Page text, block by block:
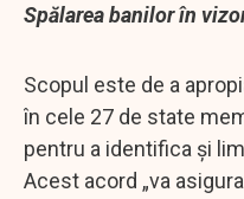
Spălarea banilor în
Scopul este de a
în cele 27 de state
pentru a identifica și
Acest acord „va